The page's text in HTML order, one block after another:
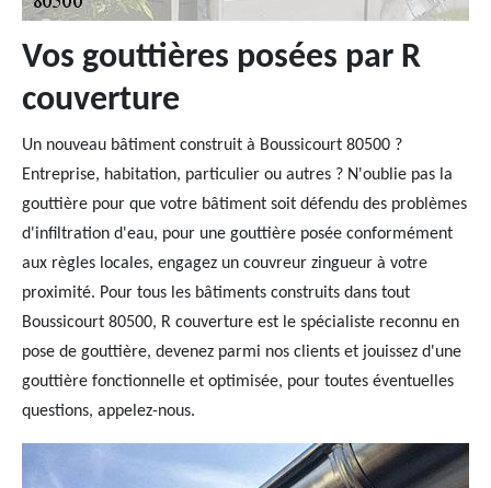
Vos gouttières posées par R
couverture
Un nouveau bâtiment construit à Boussicourt 80500 ?
Entreprise, habitation, particulier ou autres ? N'oublie pas la
gouttière pour que votre bâtiment soit défendu des problèmes
d'infiltration d'eau, pour une gouttière posée conformément
aux règles locales, engagez un couvreur zingueur à votre
proximité. Pour tous les bâtiments construits dans tout
Boussicourt 80500, R couverture est le spécialiste reconnu en
pose de gouttière, devenez parmi nos clients et jouissez d'une
gouttière fonctionnelle et optimisée, pour toutes éventuelles
questions, appelez-nous.